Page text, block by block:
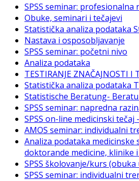
SPSS seminar: profesionalna
Obuke, seminari i tečajevi
Statistička analiza podataka
Nastava i osposobljavanje
SPSS seminar: početni nivo
Analiza podataka
TESTIRANJE ZNAČAJNOSTI I
Statistička analiza podataka
Statistische Beratung-
SPSS seminar: napredna
SPSS on-line medicinski tečaj
AMOS seminar: individualni
Analiza podataka medicinske
doktorande medicine, klinike
SPSS školovanje/kurs (obuka
SPSS seminar: individualni